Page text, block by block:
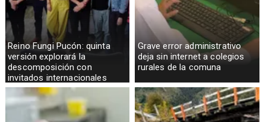
Reino Fungi Pucón: quinta
versión explorará la
descomposición con
invitados internacionales
Grave error administrativo
deja sin internet a colegios
rurales de la comuna